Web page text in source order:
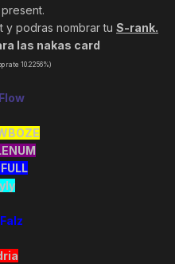
y podras nombrar tu S-rank.
las nakas card
rate 10.2256%)